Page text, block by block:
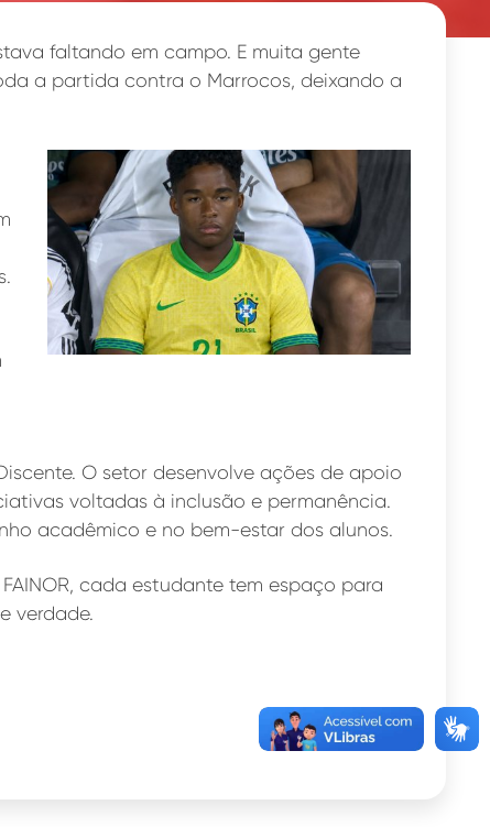
faltando em campo. E muita gente
a partida contra o Marrocos, deixando a
O setor desenvolve ações de apoio
voltadas à inclusão e permanência.
acadêmico e no bem-estar dos alunos.
cada estudante tem espaço para
verdade.